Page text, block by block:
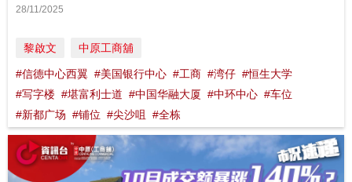
28/11/2025
黎啟文 中原工商舖
#信德中心西翼 #美国银行中心 #工商 #湾仔 #恒生大学
#写字楼 #堪富利士道 #中国华融大厦 #中环中心 #车位
#新都广场 #铺位 #尖沙咀 #全栋